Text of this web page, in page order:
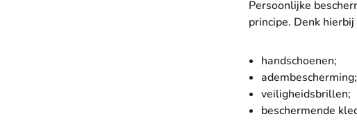
Persoonlijke
principe. Denk hierbij
handschoenen;
adembescherming;
veiligheidsbrillen;
beschermende